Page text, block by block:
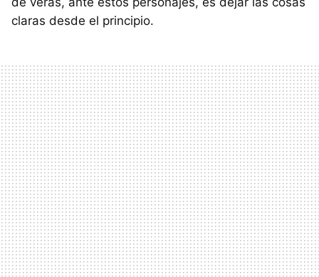
claras desde el principio.